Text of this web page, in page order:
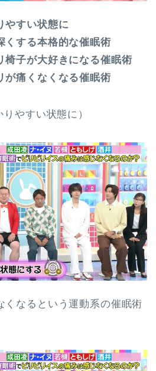
やすい状態に
する本格的な催眠術
子が大好きになる催眠術
痛くなくなる催眠術
やすい状態に）
くなるという運動系の催眠術